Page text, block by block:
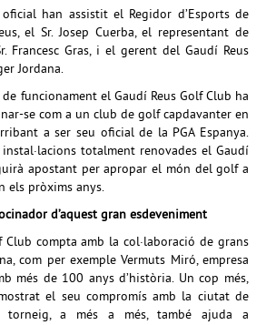
han assistit el Regidor d’Esports de
el Sr. Josep Cuerba, el representant de
Francesc Gras, i el gerent del Gaudí Reus
Jordana.
funcionament el Gaudí Reus Golf Club ha
se com a un club de golf capdavanter en
a ser seu oficial de la PGA Espanya.
totalment renovades el Gaudí
apostant per apropar el món del golf a
els pròxims anys.
d’aquest gran esdeveniment
Club compta amb la col·laboració de grans
com per exemple Vermuts Miró, empresa
més de 100 anys d’història. Un cop més,
el seu compromís amb la ciutat de
torneig, a més a més, també ajuda a